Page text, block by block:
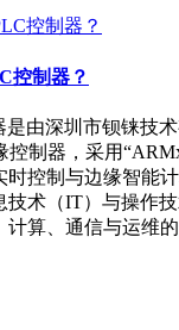
控制器？
是由深圳市钡铼技
制器，采用
时控制与边缘智能
技术（IT）与操作
算、通信与运维的